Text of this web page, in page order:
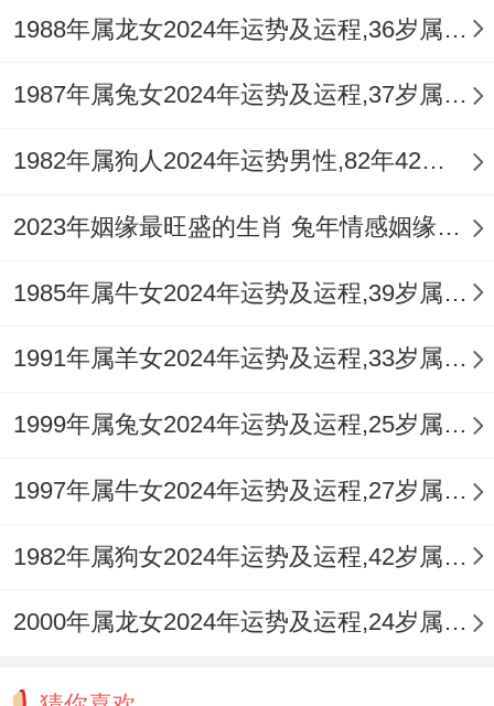
正月（庚寅月）
财星透干，寅巳相刑，新春伊始，有财来财
去之象，利收压岁钱，也易为玩具游戏花
小争执，以及出行安全，学业上有新计划萌
食神生财，木火通明，思维活跃，创造力
佳，利于学习艺术、手工等科目，人际融
快，是培养兴趣爱好的好时机。
三月（壬辰月）
七杀透出，食神制杀，学业或任务上可能面
斗志，家长可适当给予有难度的任务，锻炼
1988年属龙女2024年运势及运程,36岁属龙人2024全年每月运势女性如何
1987年属兔女2024年运势及运程,37岁属兔人2024全年每月运势女性如何
1982年属狗人2024年运势男性,82年42岁属狗男2024年每月运程怎么样
2023年姻缘最旺盛的生肖 兔年情感姻缘运比较旺的属相
1985年属牛女2024年运势及运程,39岁属牛人2024全年每月运势女性如何
1991年属羊女2024年运势及运程,33岁属羊人2024全年每月运势女性如何
1999年属兔女2024年运势及运程,25岁属兔人2024全年每月运势女性如何
1997年属牛女2024年运势及运程,27岁属牛人2024全年每月运势女性如何
1982年属狗女2024年运势及运程,42岁属狗人2024全年每月运势女性如何
2000年属龙女2024年运势及运程,24岁属龙人2024全年每月运势女性如何